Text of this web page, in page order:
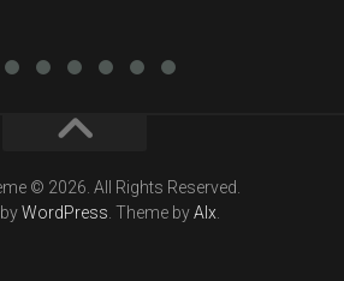
© 2026. All Rights Reserved.
WordPress . Theme byAlx